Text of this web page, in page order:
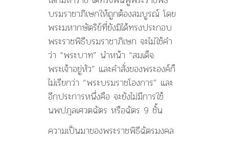
บรมราชาภิเษกให้ถูกต้องสมบูรณ์ โดย
พระมหากษัตริย์ที่ยังมิได้ทรงประกอบ
พระราชพิธีบรมราชาภิเษก จะไม่ใช้คำ
ว่า “พระบาท” นำหน้า “สมเด็จ
พระเจ้าอยู่หัว” และคำสั่งของพระองค์ก็
ไม่เรียกว่า “พระบรมราชโองการ” และ
อีกประการหนึ่งคือ จะยังไม่มีการใช้
นพปฎลเศวตฉัตร หรือฉัตร 9 ชั้น
ความเป็นมาของพระราชพิธีฉัตรมงคล